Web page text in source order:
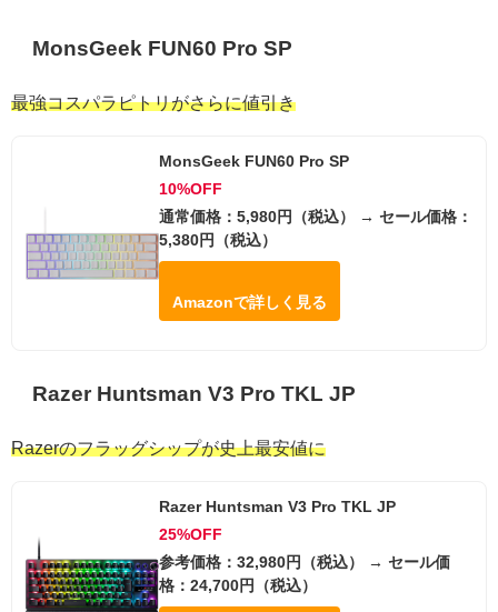
MonsGeek FUN60 Pro SP
最強コスパラピトリがさらに値引き
MonsGeek FUN60 Pro SP
10%OFF
通常価格：5,980円（税込） → セール価格：
5,380円（税込）
Amazonで詳しく見る
Razer Huntsman V3 Pro TKL JP
Razerのフラッグシップが史上最安値に
Razer Huntsman V3 Pro TKL JP
25%OFF
参考価格：32,980円（税込） → セール価
格：24,700円（税込）